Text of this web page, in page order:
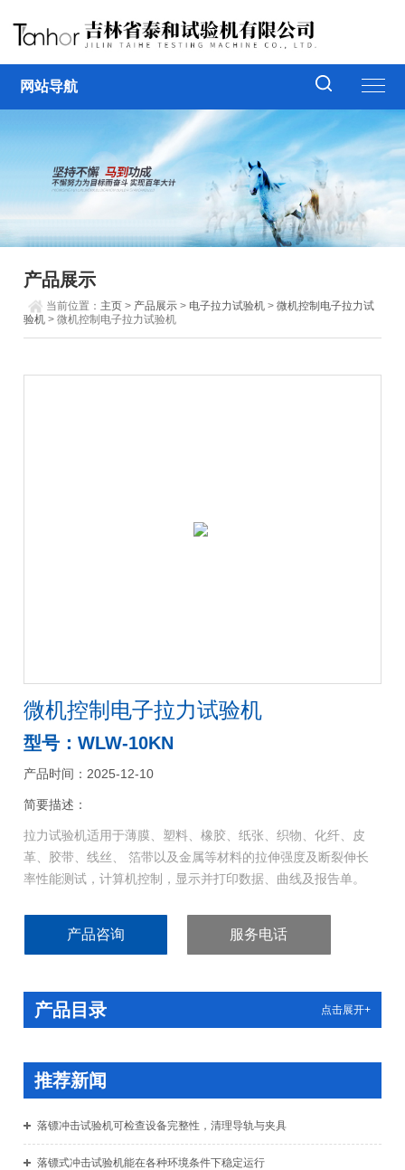
网站导航
产品展示
当前位置： 主页 > 产品展示 > 电子拉力试验机 >微机控制电子拉力试
验机 > 微机控制电子拉力试验机
微机控制电子拉力试验机
型号：WLW-10KN
产品时间：2025-12-10
简要描述：
拉力试验机适用于薄膜、塑料、橡胶、纸张、织物、化纤、皮
革、胶带、线丝、 箔带以及金属等材料的拉伸强度及断裂伸长
率性能测试，计算机控制，显示并打印数据、曲线及报告单。
产品咨询 服务电话
产品目录 点击展开+
推荐新闻
落镖冲击试验机可检查设备完整性，清理导轨与夹具
落镖式冲击试验机能在各种环境条件下稳定运行